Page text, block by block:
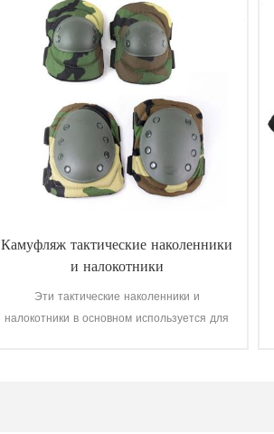
натуральной кожи для достижения
хорошего качества, прочный, удобный,
дышащий. С опционально
водонепроницаемый, маслостойкие,
огнестойкие, функция колото-
доказательство.
Камуфляж тактические наколенники
и налокотники
Эти тактические наколенники и
налокотники в основном используется для